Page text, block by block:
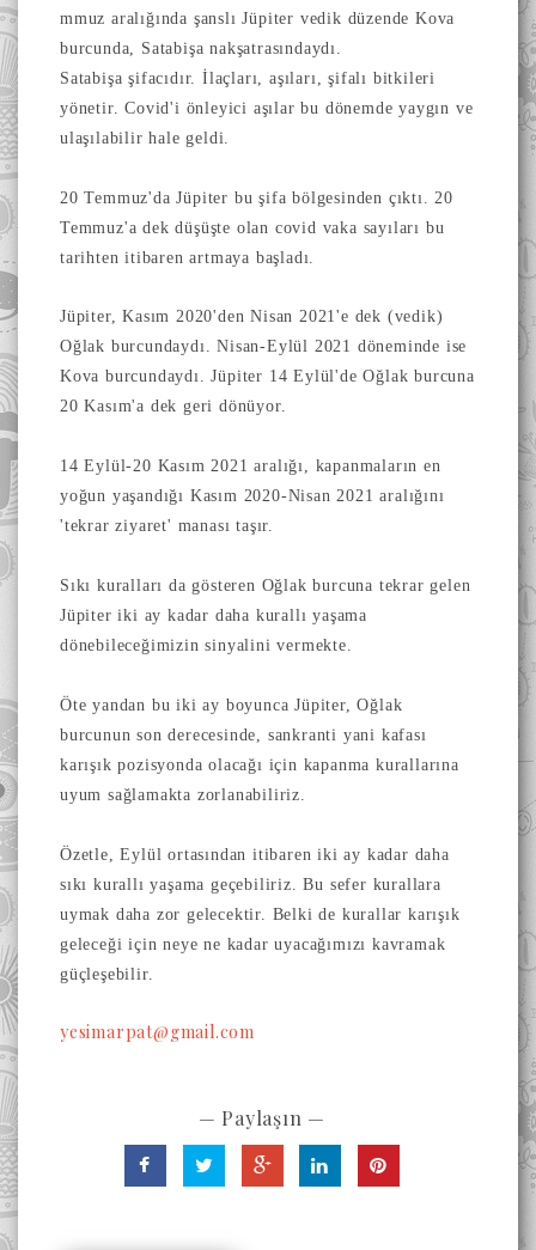
mmuz aralığında şanslı Jüpiter vedik düzende Kova
burcunda, Satabişa nakşatrasındaydı.
Satabişa şifacıdır. İlaçları, aşıları, şifalı bitkileri
yönetir. Covid'i önleyici aşılar bu dönemde yaygın ve
ulaşılabilir hale geldi.
20 Temmuz'da Jüpiter bu şifa bölgesinden çıktı. 20
Temmuz'a dek düşüşte olan covid vaka sayıları bu
tarihten itibaren artmaya başladı.
Jüpiter, Kasım 2020'den Nisan 2021'e dek (vedik)
Oğlak burcundaydı. Nisan-Eylül 2021 döneminde ise
Kova burcundaydı. Jüpiter 14 Eylül'de Oğlak burcuna
20 Kasım'a dek geri dönüyor.
14 Eylül-20 Kasım 2021 aralığı, kapanmaların en
yoğun yaşandığı Kasım 2020-Nisan 2021 aralığını
'tekrar ziyaret' manası taşır.
Sıkı kuralları da gösteren Oğlak burcuna tekrar gelen
Jüpiter iki ay kadar daha kurallı yaşama
dönebileceğimizin sinyalini vermekte.
Öte yandan bu iki ay boyunca Jüpiter, Oğlak
burcunun son derecesinde, sankranti yani kafası
karışık pozisyonda olacağı için kapanma kurallarına
uyum sağlamakta zorlanabiliriz.
Özetle, Eylül ortasından itibaren iki ay kadar daha
sıkı kurallı yaşama geçebiliriz. Bu sefer kurallara
uymak daha zor gelecektir. Belki de kurallar karışık
geleceği için neye ne kadar uyacağımızı kavramak
güçleşebilir.
yesimarpat@gmail.com
— Paylaşın —